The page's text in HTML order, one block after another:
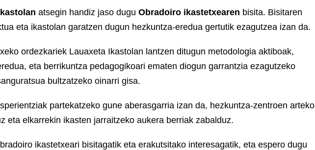
atsegin handiz jaso dugu Obradoiro ikastetxearen bisita. Bisitaren
eta ikastolan garatzen dugun hezkuntza-eredua gertutik ezagutzea izan da.
ordezkariek Lauaxeta Ikastolan lantzen ditugun metodologia aktiboak,
eta berrikuntza pedagogikoari ematen diogun garrantzia ezagutzeko
bultzatzeko oinarri gisa.
partekatzeko gune aberasgarria izan da, hezkuntza-zentroen arteko
eta elkarrekin ikasten jarraitzeko aukera berriak zabalduz.
ikastetxeari bisitagatik eta erakutsitako interesagatik, eta espero dugu